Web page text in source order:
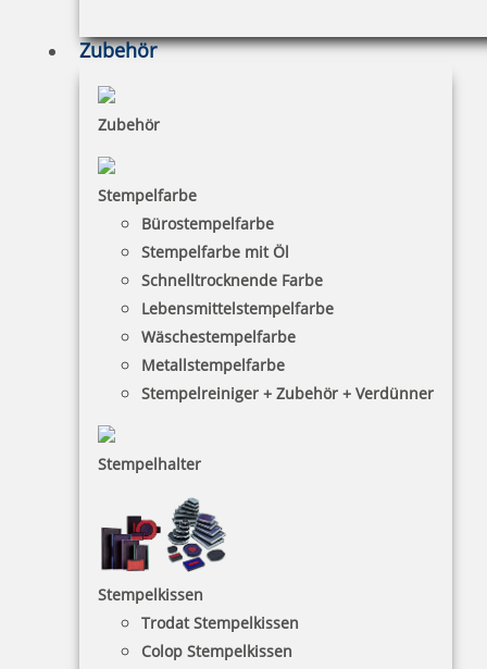
Zubehör
Zubehör
Stempelfarbe
Bürostempelfarbe
Stempelfarbe mit Öl
Schnelltrocknende Farbe
Lebensmittelstempelfarbe
Wäschestempelfarbe
Metallstempelfarbe
Stempelreiniger + Zubehör + Verdünner
Stempelhalter
Stempelkissen
Trodat Stempelkissen
Colop Stempelkissen
3,82 €
0,42 €
Trodat Austauschkissen 6/4931 (Trodat 4931, 4731)